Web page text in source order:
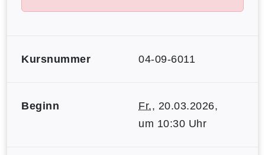
Kursnummer 04-09-6011
Beginn Fr., 20.03.2026,
um 10:30 Uhr